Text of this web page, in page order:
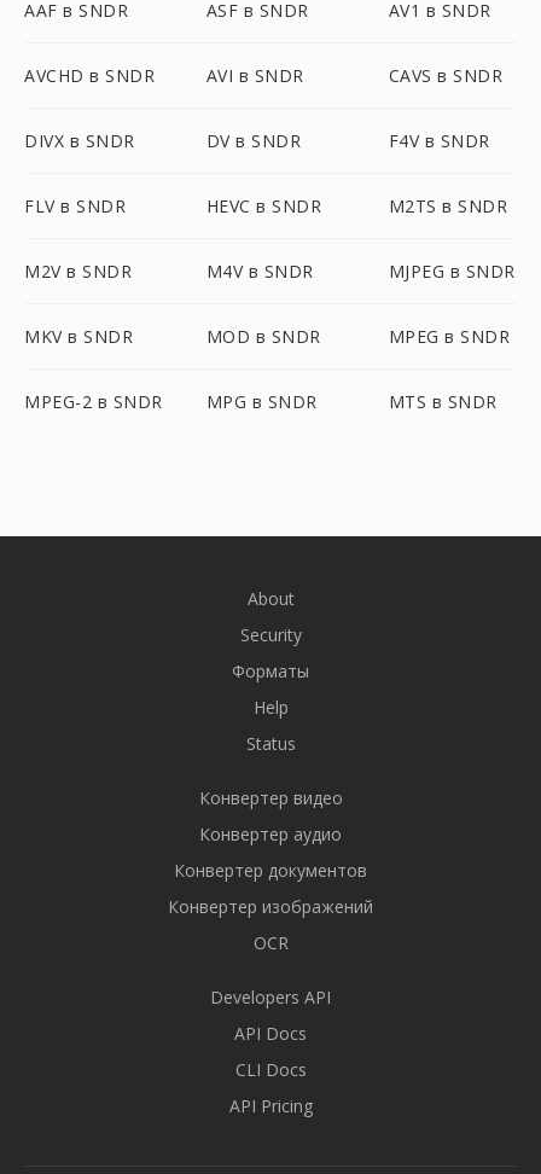
AAF в SNDR ASF в SNDR AV1 в SNDR
AVCHD в SNDR AVI в SNDR CAVS в SNDR
DIVX в SNDR DV в SNDR F4V в SNDR
FLV в SNDR HEVC в SNDR M2TS в SNDR
M2V в SNDR M4V в SNDR MJPEG в SNDR
MKV в SNDR MOD в SNDR MPEG в SNDR
MPEG-2 в SNDR MPG в SNDR MTS в SNDR
About
Security
Форматы
Help
Status
Конвертер видео
Конвертер аудио
Конвертер документов
Конвертер изображений
OCR
Developers API
API Docs
CLI Docs
API Pricing